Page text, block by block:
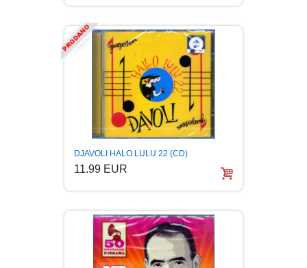
EROTSKI
ESEJISTIKA
FANTASTIKA
HOROR
INTERNET I RAČUNARI
ISTORIJSKI
KLASICI
DJAVOLI HALO LULU 22 (CD)
11.99 EUR